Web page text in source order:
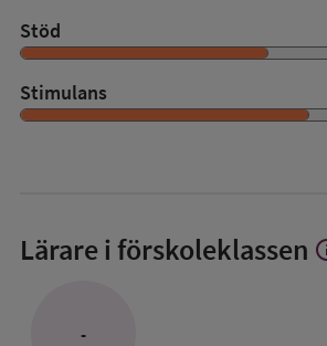
Stöd
Stimulans
Lärare i förskoleklassen
-